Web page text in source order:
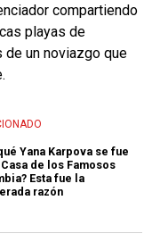
compartiendo
playas de
de un noviazgo que
Yana Karpova se fue
de los Famosos
Esta fue la
razón